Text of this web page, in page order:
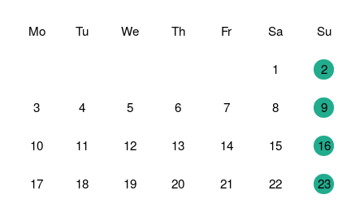
Mo Tu We Th Fr Sa Su
1 2
3 4 5 6 7 8 9
10 11 12 13 14 15 16
17 18 19 20 21 22 23